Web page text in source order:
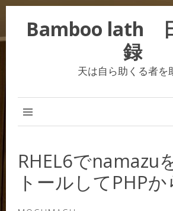
Bamboo lath
録
天は自ら助くる者を
RHEL6でnamazu
トールしてPHPか